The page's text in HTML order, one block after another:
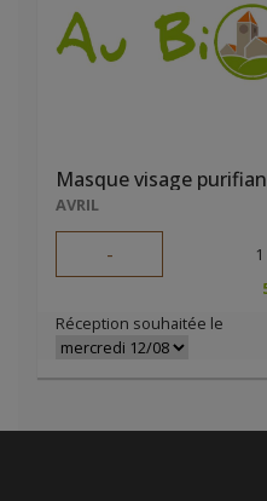
Masque visage
AVRIL
- 1
Réception souhaitée le